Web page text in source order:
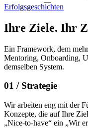
Erfolgsgeschichten
Ihre Ziele. Ihr
Ein Framework, dem
Mentoring, Onboarding,
demselben System.
01 /Strategie
Wir arbeiten eng mit der
Konzepte, die auf Ihre
„Nice-to-have“ ein „Wir